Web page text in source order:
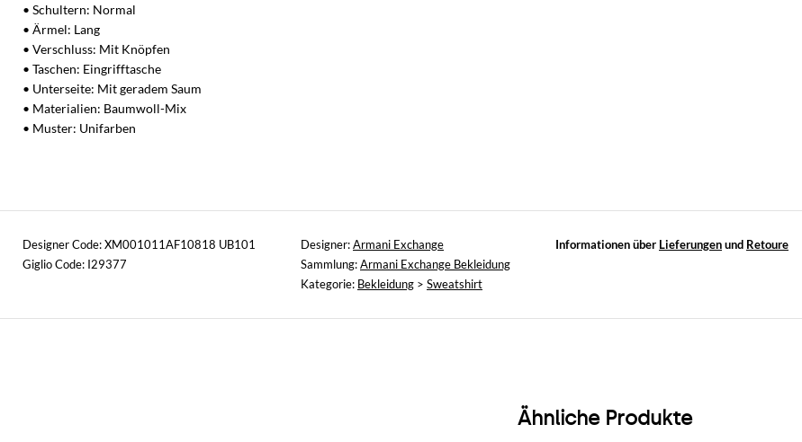
• Schultern: Normal
• Ärmel: Lang
• Verschluss: Mit Knöpfen
• Taschen: Eingrifftasche
• Unterseite: Mit geradem Saum
• Materialien: Baumwoll-Mix
• Muster: Unifarben
Designer Code: XM001011AF10818 UB101
Giglio Code: I29377
Designer:Armani Exchange
Sammlung:Armani Exchange Bekleidung
Kategorie: Bekleidung > Sweatshirt
Informationen über Lieferungenund Retoure
Ähnliche Produkte